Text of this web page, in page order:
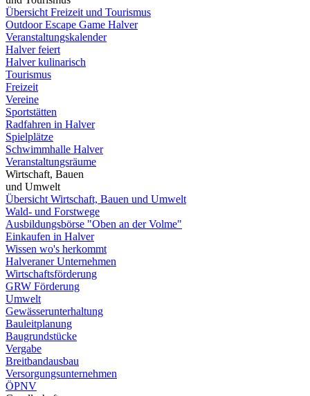
Übersicht Freizeit und Tourismus
Outdoor Escape Game Halver
Veranstaltungskalender
Halver feiert
Halver kulinarisch
Tourismus
Freizeit
Vereine
Sportstätten
Radfahren in Halver
Spielplätze
Schwimmhalle Halver
Veranstaltungsräume
Wirtschaft, Bauen
und Umwelt
Übersicht Wirtschaft, Bauen und Umwelt
Wald- und Forstwege
Ausbildungsbörse "Oben an der Volme"
Einkaufen in Halver
Wissen wo's herkommt
Halveraner Unternehmen
Wirtschaftsförderung
GRW Förderung
Umwelt
Gewässerunterhaltung
Bauleitplanung
Baugrundstücke
Vergabe
Breitbandausbau
Versorgungsunternehmen
ÖPNV